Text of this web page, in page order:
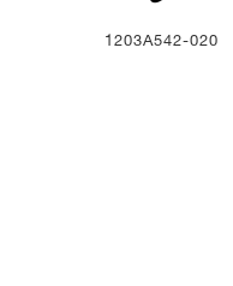
1203A542-020